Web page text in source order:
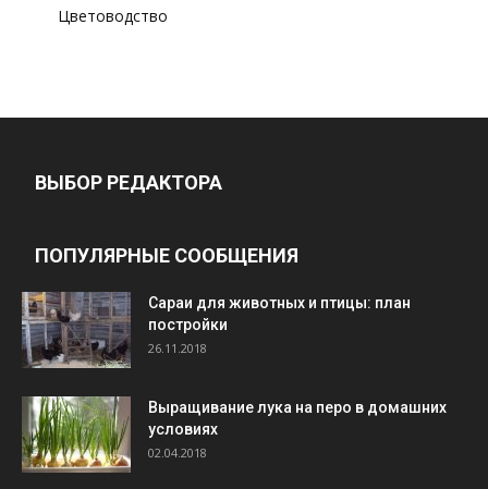
Цветоводство
ВЫБОР РЕДАКТОРА
ПОПУЛЯРНЫЕ СООБЩЕНИЯ
Cараи для животных и птицы: план
постройки
26.11.2018
Выращивание лука на перо в домашних
условиях
02.04.2018